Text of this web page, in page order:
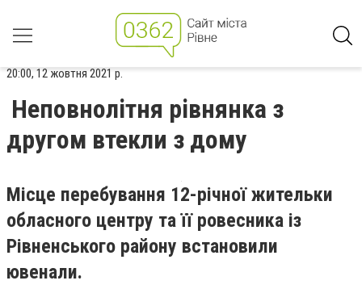
20:00, 12 жовтня 2021 р.
Неповнолітня рівнянка з
другом втекли з дому
Місце перебування 12-річної жительки
обласного центру та її ровесника із
Рівненського району встановили
ювенали.